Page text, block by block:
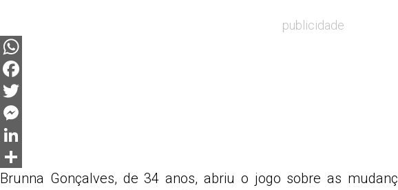
publicidade
WhatsApp
Facebook
Twitter
Messenger
LinkedIn
Share
Brunna Gonçalves, de 34 anos, abriu o jogo sobre as